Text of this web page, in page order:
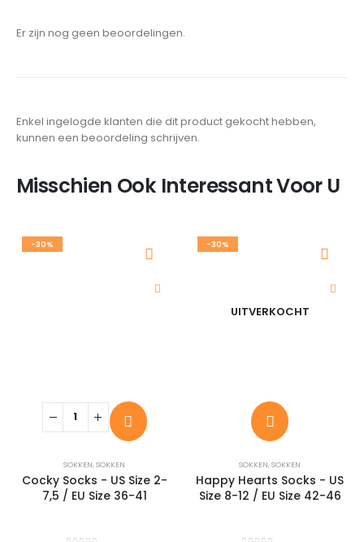
Er zijn nog geen beoordelingen.
Enkel ingelogde klanten die dit product gekocht hebben,
kunnen een beoordeling schrijven.
Misschien Ook Interessant Voor U
-30%
SOKKEN,SOKKEN
Cocky Socks - US Size 2-
7,5 / EU Size 36-41
-30%
UITVERKOCHT
SOKKEN,SOKKEN
Happy Hearts Socks - US
Size 8-12 / EU Size 42-46